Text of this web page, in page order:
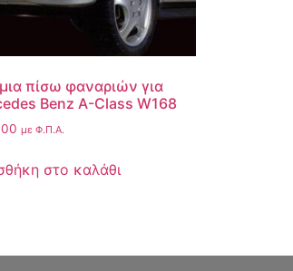
πίσω φαναριών για
Benz A-Class W168
με Φ.Π.Α.
στο καλάθι